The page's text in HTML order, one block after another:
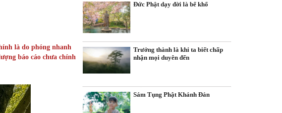
là do phóng nhanh
báo cáo chưa chính
Đức Phật dạy đời là bể khổ
Trưởng thành là khi ta biết chấp
nhận mọi duyên đến
Sám Tụng Phật Khánh Đản